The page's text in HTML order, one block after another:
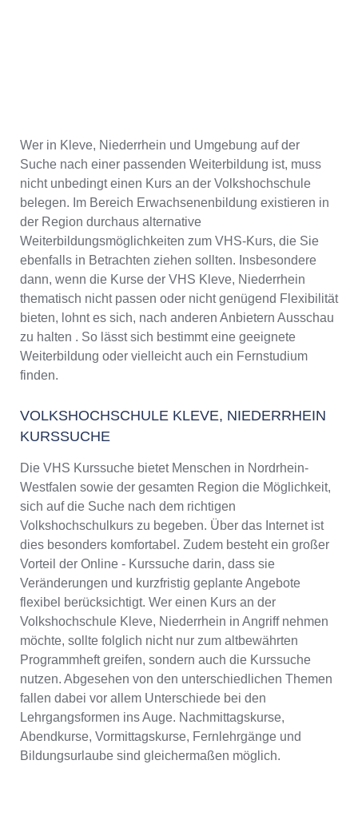
Wer in Kleve, Niederrhein und Umgebung auf der
Suche nach einer passenden Weiterbildung ist, muss
nicht unbedingt einen Kurs an der Volkshochschule
belegen. Im Bereich Erwachsenenbildung existieren in
der Region durchaus alternative
Weiterbildungsmöglichkeiten zum VHS-Kurs, die Sie
ebenfalls in Betrachten ziehen sollten. Insbesondere
dann, wenn die Kurse der VHS Kleve, Niederrhein
thematisch nicht passen oder nicht genügend Flexibilität
bieten, lohnt es sich, nach anderen Anbietern Ausschau
zu halten . So lässt sich bestimmt eine geeignete
Weiterbildung oder vielleicht auch ein Fernstudium
finden.
VOLKSHOCHSCHULE KLEVE, NIEDERRHEIN
KURSSUCHE
Die VHS Kurssuche bietet Menschen in Nordrhein-
Westfalen sowie der gesamten Region die Möglichkeit,
sich auf die Suche nach dem richtigen
Volkshochschulkurs zu begeben. Über das Internet ist
dies besonders komfortabel. Zudem besteht ein großer
Vorteil der Online - Kurssuche darin, dass sie
Veränderungen und kurzfristig geplante Angebote
flexibel berücksichtigt. Wer einen Kurs an der
Volkshochschule Kleve, Niederrhein in Angriff nehmen
möchte, sollte folglich nicht nur zum altbewährten
Programmheft greifen, sondern auch die Kurssuche
nutzen. Abgesehen von den unterschiedlichen Themen
fallen dabei vor allem Unterschiede bei den
Lehrgangsformen ins Auge. Nachmittagskurse,
Abendkurse, Vormittagskurse, Fernlehrgänge und
Bildungsurlaube sind gleichermaßen möglich.